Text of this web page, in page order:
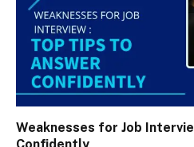
Weaknesses for Job
Confidently